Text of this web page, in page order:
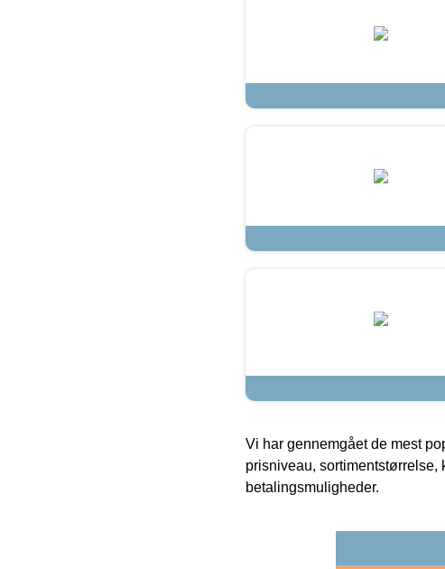
Vi har gennemgået de mest
prisniveau, sortimentstørrelse,
betalingsmuligheder.